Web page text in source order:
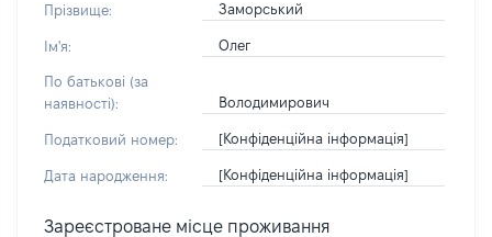
Прізвище: Заморський
Ім'я: Олег
По батькові (за
наявності):
Володимирович
Податковий номер: [Конфіденційна інформація]
Дата народження: [Конфіденційна інформація]
Зареєстроване місце проживання